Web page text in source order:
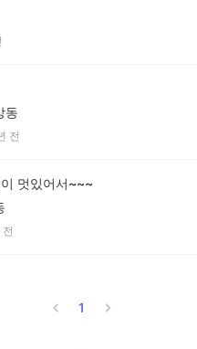
동
전
멋있어서~~~
전
1